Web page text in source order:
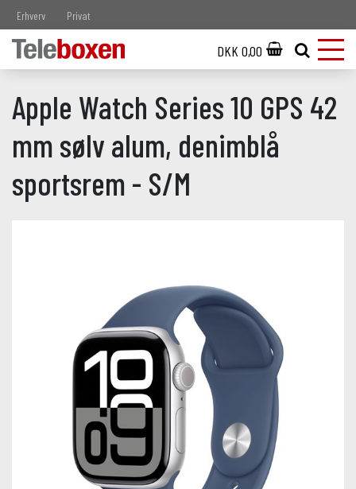
Erhverv Privat
DKK 0,00
Apple Watch Series 10 GPS 42
mm sølv alum, denimblå
sportsrem - S/M